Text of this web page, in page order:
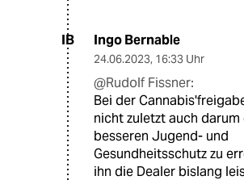
IB Ingo Bernable
24.06.2023, 16:33 Uhr
@Rudolf Fissner:
Bei der
nicht zuletzt auch darum
besseren Jugend- und
Gesundheitsschutz zu
ihn die Dealer bislang